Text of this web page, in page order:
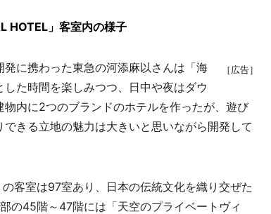
HOTEL」客室内の様子
［広告］
に携わった東急の河添麻以さんは「海
た時間を楽しみつつ、日中や夜はダウ
内に2つのブランドのホテルを作ったが、遊び
きる立地の魅力は大きいと思いながら開発して
客室は97室あり、日本の伝統文化を織り交ぜた
の45階～47階には「天空のプライベートヴィ